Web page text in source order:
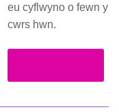
eu cyflwyno o fewn y
cwrs hwn.